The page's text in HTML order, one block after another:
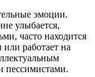
эмоции.
улыбается,
часто находится
работает на
пессимистами.